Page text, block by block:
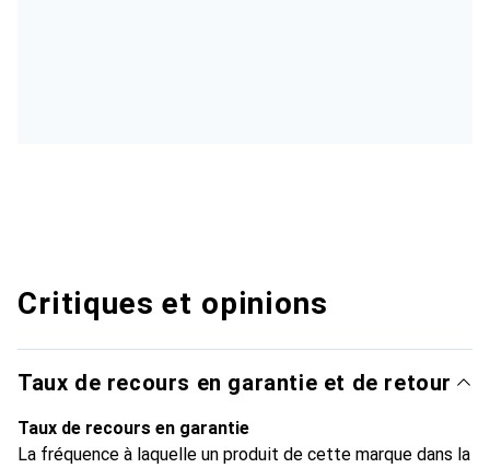
Critiques et opinions
Taux de recours en garantie et de retour
Taux de recours en garantie
La fréquence à laquelle un produit de cette marque dans la